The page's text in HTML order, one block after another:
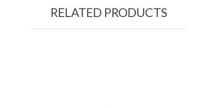
RELATED PRODUCTS